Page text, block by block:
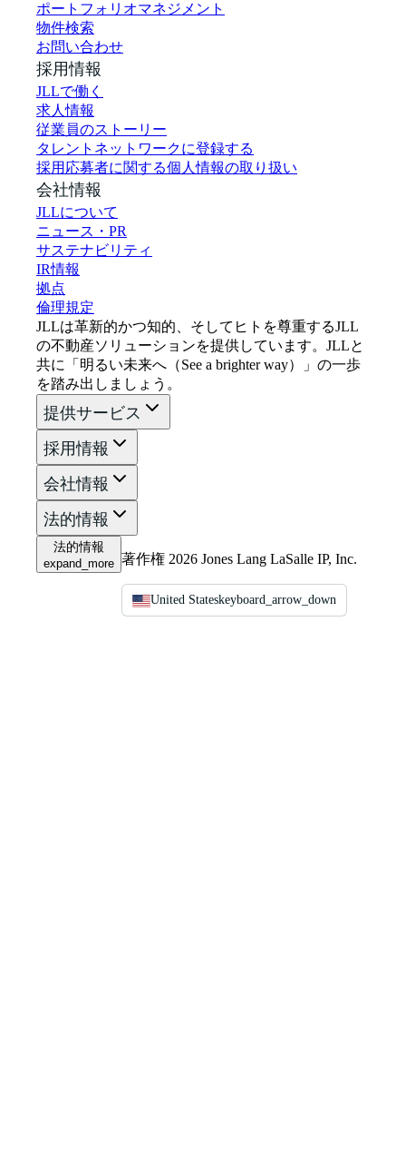
ポートフォリオマネジメント
物件検索
お問い合わせ
採用情報
JLLで働く
求人情報
従業員のストーリー
タレントネットワークに登録する
採用応募者に関する個人情報の取り扱い
会社情報
JLLについて
ニュース・PR
サステナビリティ
IR情報
拠点
倫理規定
JLLは革新的かつ知的、そしてヒトを尊重するJLL
の不動産ソリューションを提供しています。JLLと
共に「明るい未来へ（See a brighter way）」の一歩
を踏み出しましょう。
提供サービス
採用情報
会社情報
法的情報
法的情報
expand_more 著作権 2026 Jones Lang LaSalle IP, Inc.
United Stateskeyboard_arrow_down